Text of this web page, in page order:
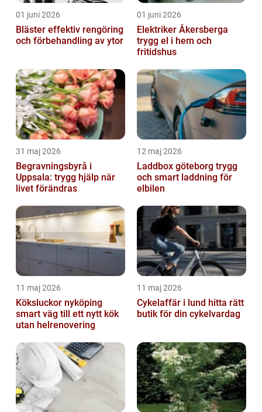
01 juni 2026
Bläster effektiv rengöring
och förbehandling av ytor
01 juni 2026
Elektriker Åkersberga
trygg el i hem och
fritidshus
31 maj 2026
Begravningsbyrå i
Uppsala: trygg hjälp när
livet förändras
12 maj 2026
Laddbox göteborg trygg
och smart laddning för
elbilen
11 maj 2026
Köksluckor nyköping
smart väg till ett nytt kök
utan helrenovering
11 maj 2026
Cykelaffär i lund hitta rätt
butik för din cykelvardag